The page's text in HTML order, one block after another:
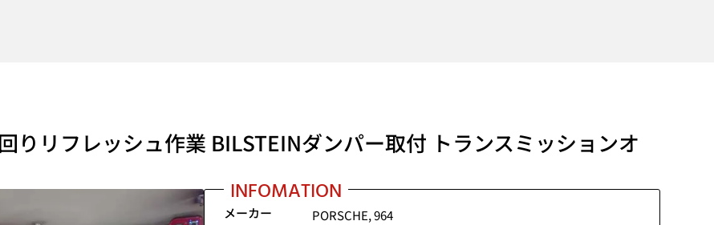
りリフレッシュ作業 BILSTEINダンパー取付 トランスミッションオ
INFOMATION
メーカー PORSCHE,964